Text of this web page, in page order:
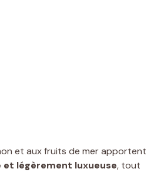
et aux fruits de mer apportent
et légèrement luxueuse, tout